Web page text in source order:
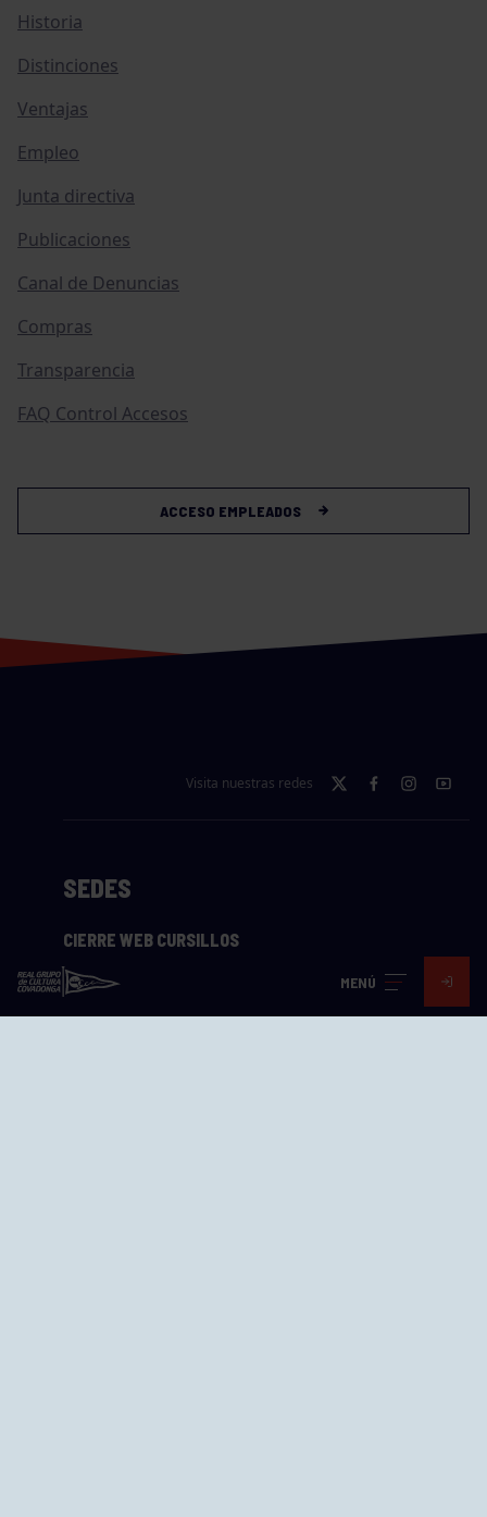
MENÚ
Historia
Distinciones
Ventajas
Empleo
Junta directiva
Publicaciones
Canal de Denuncias
Compras
Transparencia
FAQ Control Accesos
ACCESO EMPLEADOS
Visita nuestras redes
SEDES
CIERRE WEB CURSILLOS
Cómo llegar